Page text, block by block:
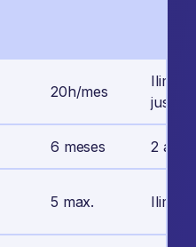
20h/mes
justo
6 meses 2 años
5 max.